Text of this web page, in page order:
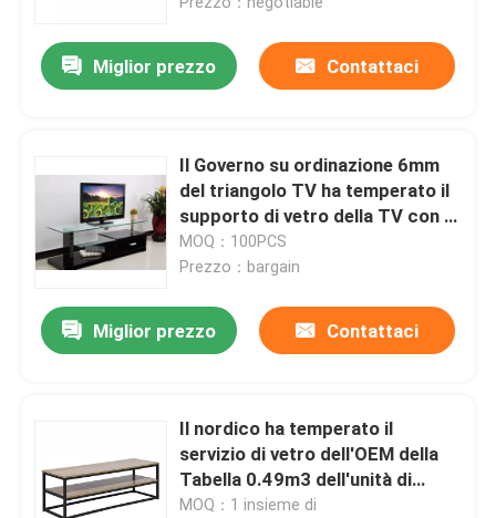
Miglior prezzo Contattaci
Il Governo su ordinazione 6mm
del triangolo TV ha temperato il
supporto di vetro della TV con 2
scaffali di vetro
MOQ：100PCS
Prezzo：bargain
Miglior prezzo Contattaci
Il nordico ha temperato il
servizio di vetro dell'OEM della
Tabella 0.49m3 dell'unità di
spettacolo
MOQ：1 insieme di